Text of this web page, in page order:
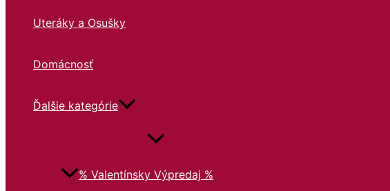
Uteráky a Osušky
Domácnosť
Ďalšie kategórie
% Valentínsky Výpredaj %